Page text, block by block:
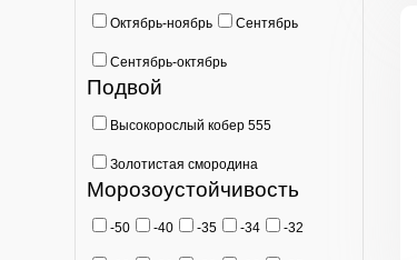
Октябрь-ноябрь Сентябрь
Сентябрь-октябрь
Подвой
Высокорослый кобер 555
Золотистая смородина
Морозоустойчивость
-50 -40 -35 -34 -32